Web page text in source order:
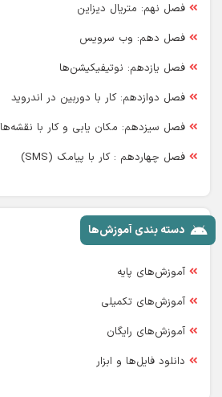
فصل نهم: متریال دیزاین
فصل دهم: وب سرویس
فصل یازدهم: نوتیفیکیشن‌ها
فصل دوازدهم: کار با دوربین در اندروید
فصل سیزدهم: مکان یابی و کار با نقشه‌ها
فصل چهاردهم : کار با پیامک (SMS)
دسته بندی آموزش‌ها
آموزش‌های پایه
آموزش‌های تکمیلی
آموزش‌های رایگان
دانلود فایل‌ها و ابزار